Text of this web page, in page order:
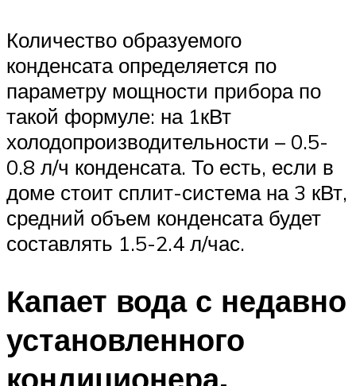
Количество образуемого
конденсата определяется по
параметру мощности прибора по
такой формуле: на 1кВт
холодопроизводительности – 0.5-
0.8 л/ч конденсата. То есть, если в
доме стоит сплит-система на 3 кВт,
средний объем конденсата будет
составлять 1.5-2.4 л/час.
Капает вода с недавно
установленного
кондиционера.